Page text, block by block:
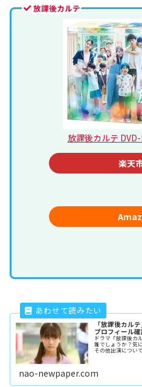
放課後カルテ
放課後カルテ
楽天
「放課後カル
プロフィール確
ドラマ「放課後カ
誰でしょうか？気
その他出演につい
nao-newpaper.com